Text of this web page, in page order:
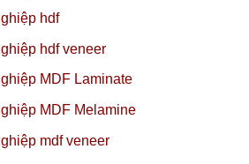
hdf
hdf veneer
MDF Laminate
MDF Melamine
mdf veneer